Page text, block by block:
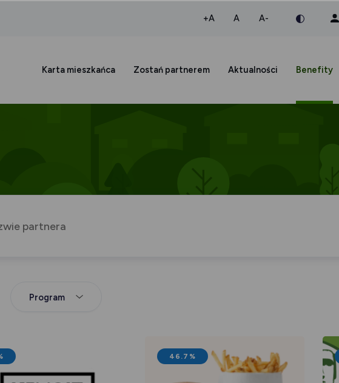
+Awiększa czcionka
Anormalna czcionka
A-mniejsza czcionka
Karta mieszkańca Zostań partnerem Aktualności Benefity
Program
46.7%